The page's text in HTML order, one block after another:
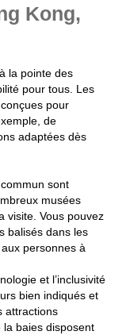
Kong,
la pointe des
pour tous. Les
pour
de
adaptées dès
sont
musées
visite. Vous pouvez
balisés dans les
personnes à
et l’inclusivité
bien indiqués et
attractions
baies disposent